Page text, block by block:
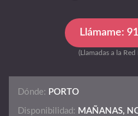
Llámame:
(Llamadas a la
Dónde: PORTO
Disponibilidad: MAÑANAS,